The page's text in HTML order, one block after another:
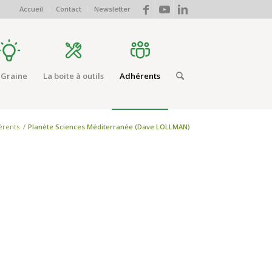
Accueil Contact Newsletter
La boite à outils Adhérents
/ Planète Sciences Méditerranée (Dave LOLLMAN)